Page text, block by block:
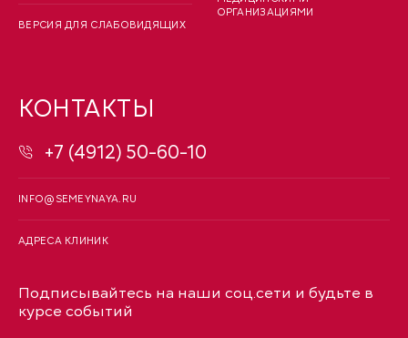
ВЕРСИЯ ДЛЯ СЛАБОВИДЯЩИХ
ОРГАНИЗАЦИЯМИ
КОНТАКТЫ
+7 (4912) 50-60-10
INFO@SEMEYNAYA.RU
АДРЕСА КЛИНИК
Подписывайтесь на наши соц.сети и будьте в
курсе событий